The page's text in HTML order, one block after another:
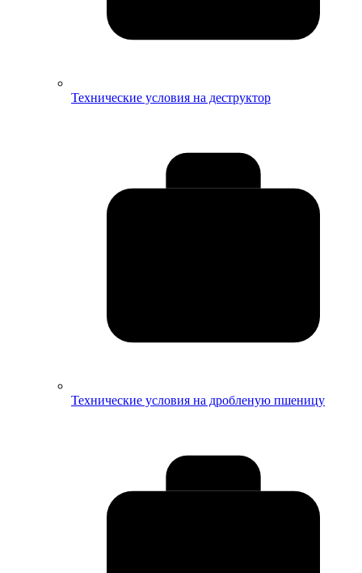
Технические условия на деструктор
Технические условия на дробленую пшеницу